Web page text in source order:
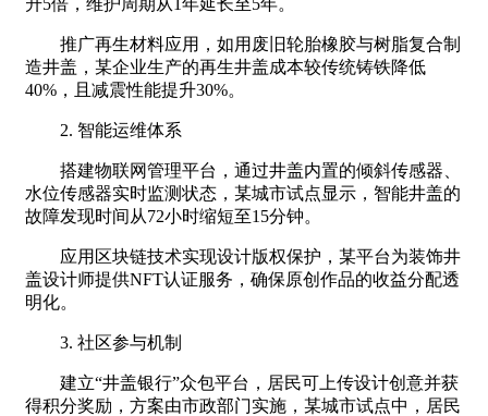
升5倍，维护周期从1年延长至5年。
推广再生材料应用，如用废旧轮胎橡胶与树脂复合制
造井盖，某企业生产的再生井盖成本较传统铸铁降低
40%，且减震性能提升30%。
2. 智能运维体系
搭建物联网管理平台，通过井盖内置的倾斜传感器、
水位传感器实时监测状态，某城市试点显示，智能井盖的
故障发现时间从72小时缩短至15分钟。
应用区块链技术实现设计版权保护，某平台为装饰井
盖设计师提供NFT认证服务，确保原创作品的收益分配透
明化。
3. 社区参与机制
建立“井盖银行”众包平台，居民可上传设计创意并获
得积分奖励，方案由市政部门实施，某城市试点中，居民